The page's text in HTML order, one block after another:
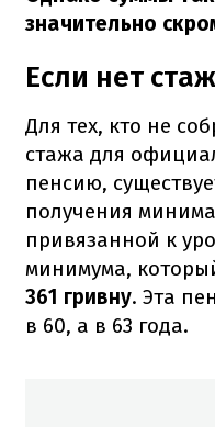
значительно
Если нет
Для тех, кто не
стажа для
пенсию,
получения
привязанной к
минимума,
361 гривну. Эта
в 60, а в 63 года.